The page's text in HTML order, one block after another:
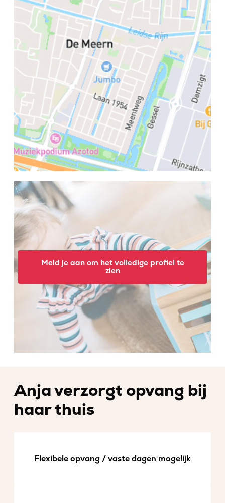
Meld je aan om het volledige profiel te
zien
Anja verzorgt opvang bij
haar thuis
Flexibele opvang / vaste dagen mogelijk